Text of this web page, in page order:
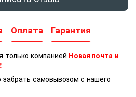
Оплата Гарантия
только компанией Новая почта и
самовывозом с нашего